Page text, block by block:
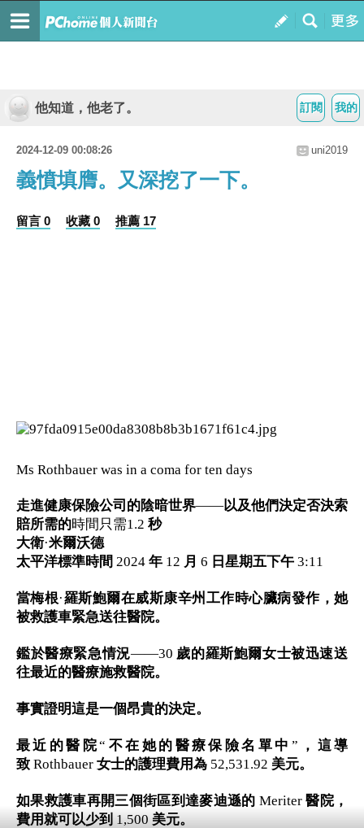
我的
訂閱
他知道，他老了。
2024-12-09 00:08:26 uni2019
義憤填膺。又深挖了一下。
留言 0 收藏 0 推薦 17
Ms Rothbauer was in a coma for ten days
走進健康保險公司的陰暗世界——以及他們決定否決索
賠所需的時間只需1.2 秒
大衛·米爾沃德
太平洋標準時間 2024 年 12 月 6 日星期五下午 3:11
當梅根·羅斯鮑爾在威斯康辛州工作時心臟病發作，她
被救護車緊急送往醫院。
鑑於醫療緊急情況——30 歲的羅斯鮑爾女士被迅速送
往最近的醫療施救醫院。
事實證明這是一個昂貴的決定。
最近的醫院“ 不在她的醫療保險名單中 ” ，這導
致 Rothbauer 女士的護理費用為 52,531.92 美元。
如果救護車再開三個街區到達麥迪遜的 Meriter醫院，
費用就可以少到 1,500 美元。